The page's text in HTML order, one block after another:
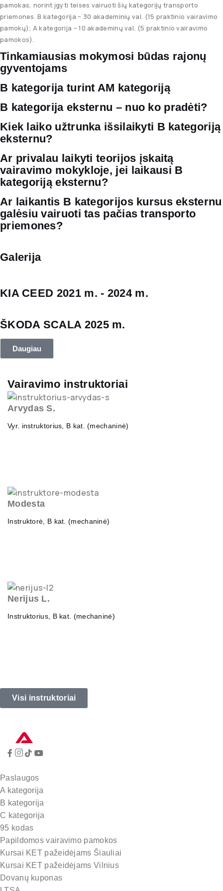
pamokas, norint įgyti teises vairuoti šių kategorijų transporto
priemones. B kategorija – 30 akademinių val. (15 praktinio vairavimo
pamokų); A kategorija – 10 akademinų val. (5 praktinio vairavimo
pamokos).
Tinkamiausias mokymosi būdas rajonų
gyventojams
B kategorija turint AM kategoriją
B kategorija eksternu – nuo ko pradėti?
Kiek laiko užtrunka išsilaikyti B kategoriją
eksternu?
Ar privalau laikyti teorijos įskaitą
vairavimo mokykloje, jei laikausi B
kategoriją eksternu?
Ar laikantis B kategorijos kursus eksternu
galėsiu vairuoti tas pačias transporto
priemones?
Galerija
KIA CEED 2021 m. - 2024 m.
ŠKODA SCALA 2025 m.
Daugiau
Vairavimo instruktoriai
Arvydas S.
Vyr. instruktorius, B kat. (mechaninė)
Modesta
Instruktorė, B kat. (mechaninė)
Nerijus L.
Instruktorius, B kat. (mechaninė)
Visi instruktoriai
Paslaugos
A kategorija
B kategorija
C kategorija
95 kodas
Papildomos vairavimo pamokos
Kursai KET pažeidėjams Šiauliai
Kursai KET pažeidėjams Vilnius
Dovanų kuponas